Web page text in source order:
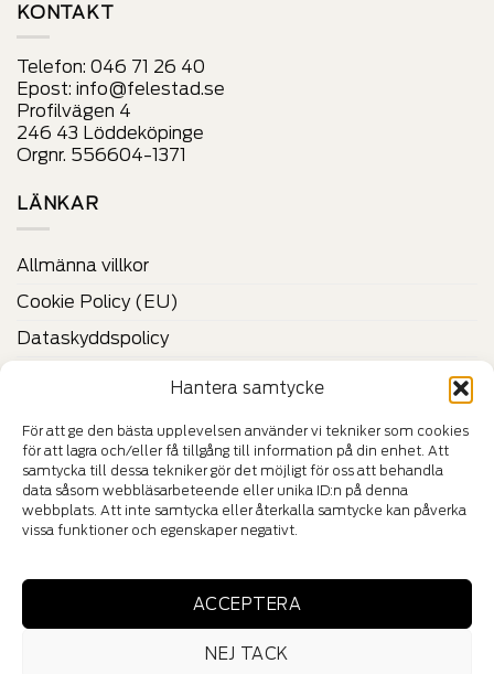
Hantera samtycke
För att ge den bästa upplevelsen använder vi tekniker som cookies
för att lagra och/eller få tillgång till information på din enhet. Att
samtycka till dessa tekniker gör det möjligt för oss att behandla
data såsom webbläsarbeteende eller unika ID:n på denna
webbplats. Att inte samtycka eller återkalla samtycke kan påverka
vissa funktioner och egenskaper negativt.
ACCEPTERA
NEJ TACK
KONTAKT
Telefon: 046 71 26 40
Epost: info@felestad.se
Profilvägen 4
246 43 Löddeköpinge
Orgnr. 556604-1371
LÄNKAR
Allmänna villkor
Cookie Policy (EU)
Dataskyddspolicy
CERTIFIKAT & VERIFIERINGAR